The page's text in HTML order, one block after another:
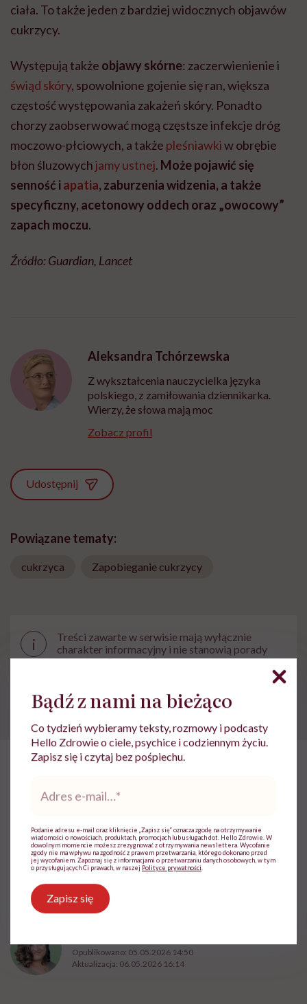
ciała. To także jeden z bardziej widocznych objawów
cukrzycy.
Występują także objawy skórne: zaczerwienienie i
świąd skóry, spowolnione gojenie się ran, większa
częstość występowania zakażeń skóry. Ponadto
chorzy zaobserwować mogą częstsze infekcje dróg
moczowo-płciowych, a także pleśniawkiw obrębie
błon śluzowychjamy ustnej. Może pojawić się
senność i apatia, zaburzenia widzenia, a także
specyficzny, acetonowy oddech oraz „owocowy”
zapach moczu.
Źródło:Guardian, Lancet
Aleksandra Tchórzewska
Z wykształcenia nauczycielka języka
polskiego, z zamiłowania dziennikarka.
Wierzy, że słowa mają moc
Zobacz profil
Udostępnij
Powiązane tematy:
cukrzyca Zapobieganie cukrzycy
i
Treści zawarte w serwisie mają wyłącznie
charakter informacyjny i nie stanowią porady
lekarskiej. Pamiętaj, że w przypadku
problemów ze zdrowiem należy bezwzględnie
stan umysłu wygląda jak po
eksplozji bomby pod czaszką. O
jakiejkolwiek pracy myśli się na
samym końcu”
Opublikowano: 05.05.2026 14:50
Aktualizacja: 06.05.2026 16:14
Bądź z nami na bieżąco
Co tydzień wybieramy teksty, rozmowy i podcasty
Hello Zdrowie o ciele, psychice i codziennym życiu.
Zapisz się i czytaj bez pośpiechu.
mail*
Podanie adresu e-mail oraz kliknięcie „Zapisz się” oznacza zgodę na otrzymywanie
wiadomości o nowościach, produktach, promocjach lub usługach dot. Hello Zdrowie. W
dowolnym momencie możesz zrezygnować z otrzymywania newslettera. Wycofanie
zgody nie ma wpływu na zgodność z prawem przetwarzania, którego dokonano przed
jej wycofaniem. Zapoznaj się z informacjami o przetwarzaniu danych osobowych, w tym
o przysługujących Ci prawach, w naszej Polityce prywatności
Zapisz się